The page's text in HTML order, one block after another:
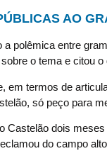
AO
a polêmica entre
o tema e citou
em termos de
só peço para
Castelão dois
do campo